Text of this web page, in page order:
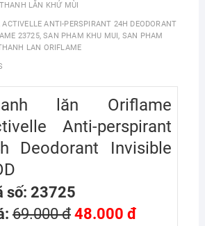
THANH LĂN KHỬ MÙI
ACTIVELLE ANTI-PERSPIRANT 24H DEODORANT
23725,SAN PHAM KHU MUI, SAN PHAM
LAN ORIFLAME
lăn Oriflame
Anti-perspirant
Deodorant Invisible
số: 23725
69.000 đ48.000 đ